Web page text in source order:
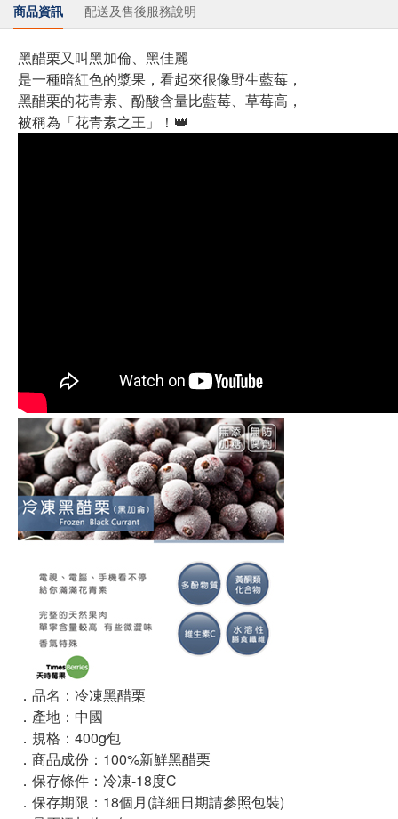
商品資訊 配送及售後服務說明
黑醋栗又叫黑加倫、黑佳麗
是一種暗紅色的漿果，看起來很像野生藍莓，
黑醋栗的花青素、酚酸含量比藍莓、草莓高，
被稱為「花青素之王」！👑
．品名：冷凍黑醋栗
．產地：中國
．規格：400g∕包
．商品成份：100%新鮮黑醋栗
．保存條件：冷凍-18度C
．保存期限：18個月(詳細日期請參照包裝)